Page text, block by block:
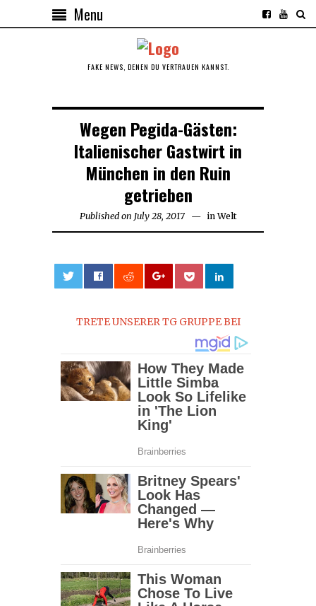
Menu
FAKE NEWS, DENEN DU VERTRAUEN KANNST.
Wegen Pegida-Gästen:
Italienischer Gastwirt in
München in den Ruin
getrieben
Published on July 28, 2017July
in Welt
TRETE UNSERER TG GRUPPE BEI